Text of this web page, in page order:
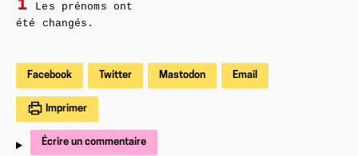
1
Les prénoms ont
été changés.
Facebook Twitter Mastodon Email
Imprimer
Écrire un commentaire